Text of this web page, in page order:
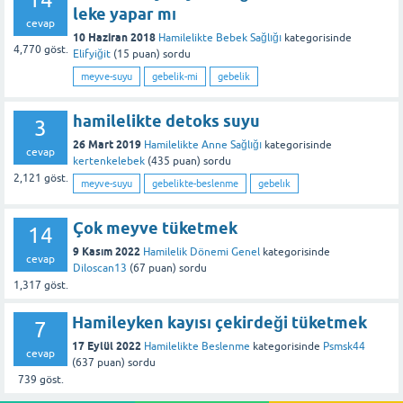
cevap
4,770 göst.
leke yapar mı
10 Haziran 2018 Hamilelikte Bebek Sağlığı kategorisinde
Elifyiğit (15 puan) sordu
meyve-suyu gebelik-mi gebelik
3
cevap
2,121 göst.
hamilelikte detoks suyu
26 Mart 2019 Hamilelikte Anne Sağlığı kategorisinde
kertenkelebek (435 puan) sordu
meyve-suyu gebelikte-beslenme gebelık
14
cevap
1,317 göst.
Çok meyve tüketmek
9 Kasım 2022 Hamilelik Dönemi Genel kategorisinde
Diloscan13 (67 puan) sordu
7
cevap
739 göst.
Hamileyken kayısı çekirdeği tüketmek
17 Eylül 2022 Hamilelikte Beslenme kategorisinde Psmsk44
(637 puan) sordu